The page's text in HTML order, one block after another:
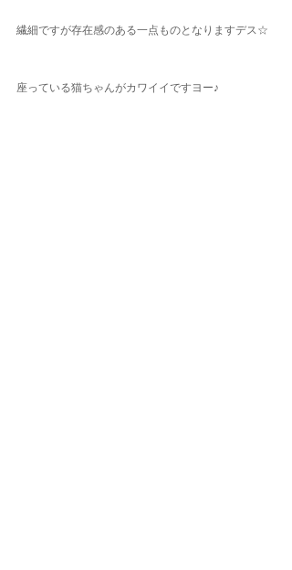
繊細ですが存在感のある一点ものとなりますデス☆
座っている猫ちゃんがカワイイですヨー♪